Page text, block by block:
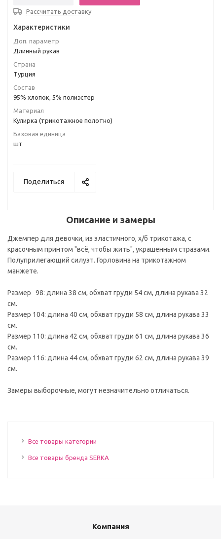
Рассчитать доставку
Характеристики
Доп. параметр
Длинный рукав
Страна
Турция
Состав
95% хлопок, 5% полиэстер
Материал
Кулирка (трикотажное полотно)
Базовая единица
шт
Поделиться
Описание и замеры
Джемпер для девочки, из эластичного, х/б трикотажа, с
красочным принтом "всё, чтобы жить", украшенным стразами.
Полуприлегающий силуэт. Горловина на трикотажном
манжете.
Размер 98: длина 38 см, обхват груди 54 см, длина рукава 32
см.
Размер 104: длина 40 см, обхват груди 58 см, длина рукава 33
см.
Размер 110: длина 42 см, обхват груди 61 см, длина рукава 36
см.
Размер 116: длина 44 см, обхват груди 62 см, длина рукава 39
см.
Замеры выборочные, могут незначительно отличаться.
Все товары категории
Все товары бренда SERKA
Компания